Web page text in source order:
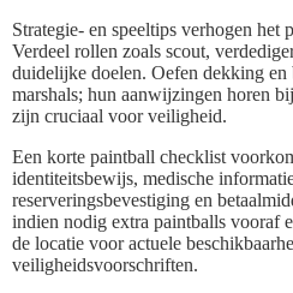
Strategie- en speeltips verhogen het
Verdeel rollen zoals scout,
duidelijke doelen. Oefen dekking en
marshals; hun aanwijzingen horen
zijn cruciaal voor veiligheid.
Een korte paintball checklist
identiteitsbewijs, medische
reserveringsbevestiging en
indien nodig extra paintballs vooraf
de locatie voor actuele
veiligheidsvoorschriften.